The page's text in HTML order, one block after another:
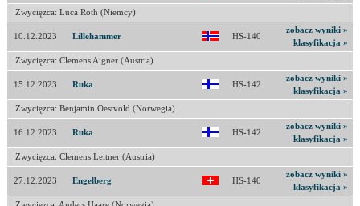
Zwycięzca: Luca Roth (Niemcy)
10.12.2023 Lillehammer HS-140
zobacz wyniki »
klasyfikacja »
Zwycięzca: Clemens Aigner (Austria)
15.12.2023 Ruka HS-142
zobacz wyniki »
klasyfikacja »
Zwycięzca: Benjamin Oestvold (Norwegia)
16.12.2023 Ruka HS-142
zobacz wyniki »
klasyfikacja »
Zwycięzca: Clemens Leitner (Austria)
27.12.2023 Engelberg HS-140
zobacz wyniki »
klasyfikacja »